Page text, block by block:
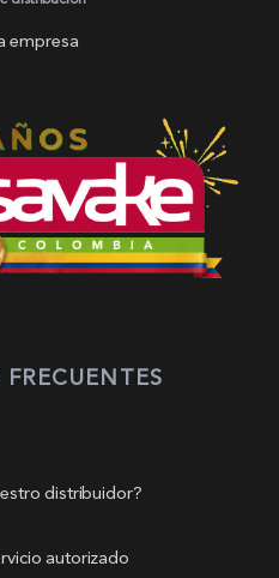
empresa
FRECUENTES
distribuidor?
autorizado